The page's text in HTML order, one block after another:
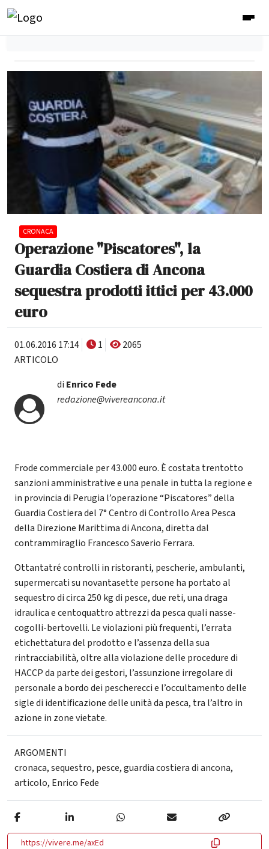
CRONACA
Operazione "Piscatores", la
Guardia Costiera di Ancona
sequestra prodotti ittici per 43.000
euro
01.06.2016 17:14 1
2065
ARTICOLO
di Enrico Fede
redazione@vivereancona.it
Frode commerciale per 43.000 euro. È costata trentotto
sanzioni amministrative e una penale in tutta la regione e
in provincia di Perugia l’operazione “Piscatores” della
Guardia Costiera del 7° Centro di Controllo Area Pesca
della Direzione Marittima di Ancona, diretta dal
contrammiraglio Francesco Saverio Ferrara.
Ottantatré controlli in ristoranti, pescherie, ambulanti,
supermercati su novantasette persone ha portato al
sequestro di circa 250 kg di pesce, due reti, una draga
idraulica e centoquattro attrezzi da pesca quali nasse-
cogolli-bertovelli. Le violazioni più frequenti, l’errata
etichettatura del prodotto e l’assenza della sua
rintracciabilità, oltre alla violazione delle procedure di
HACCP da parte dei gestori, l’assunzione irregolare di
personale a bordo dei pescherecci e l’occultamento delle
sigle di identificazione delle unità da pesca, tra l’altro in
azione in zone vietate.
ARGOMENTI
cronaca,sequestro, pesce,guardia costiera di ancona,
articolo, Enrico Fede
https://vivere.me/axEd